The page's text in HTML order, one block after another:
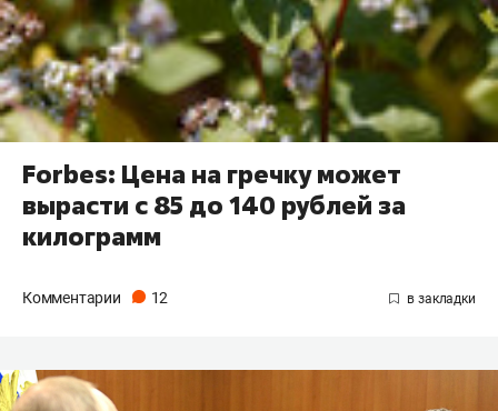
Forbes: Цена на гречку может
вырасти с 85 до 140 рублей за
килограмм
Комментарии 12